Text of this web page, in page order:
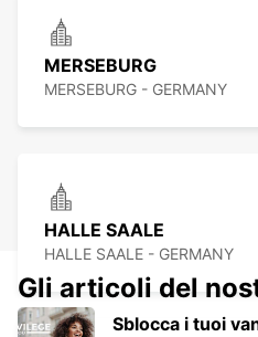
MERSEBURG
MERSEBURG - GERMANY
HALLE SAALE
HALLE SAALE - GERMANY
Gli articoli del
Sblocca i tuoi